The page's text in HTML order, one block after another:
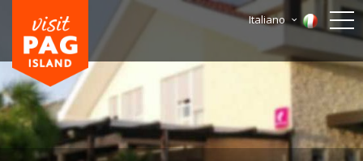
Italiano